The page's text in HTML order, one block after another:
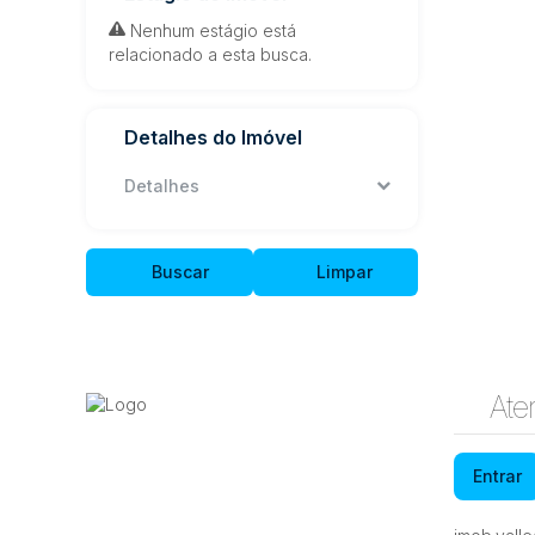
Nenhum estágio está
relacionado a esta busca.
Detalhes do Imóvel
Detalhes
Buscar Limpar
Entrar